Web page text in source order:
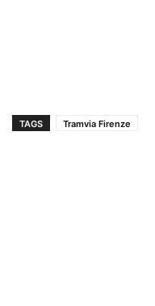
TAGS Tramvia Firenze